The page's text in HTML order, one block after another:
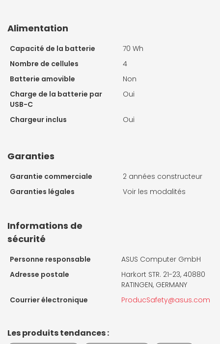
Alimentation
Capacité de la batterie
70 Wh
Nombre de cellules
4
Batterie amovible
Non
Charge de la batterie par
USB-C
Oui
Chargeur inclus Oui
Garanties
Garantie commerciale
2 années constructeur
Garanties légales
Voir les modalités
Informations de
sécurité
Personne responsable
ASUS Computer GmbH
Adresse postale
Harkort STR. 21-23, 40880
RATINGEN, GERMANY
Courrier électronique
ProducSafety@asus.com
Les produits tendances :